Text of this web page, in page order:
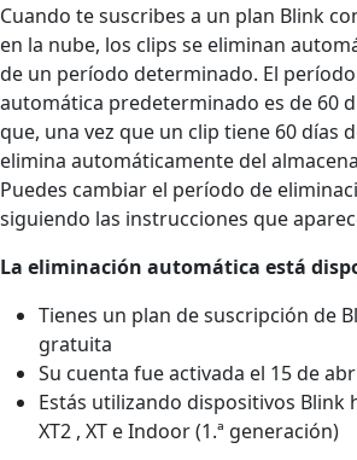
Cuando te suscribes a un plan Blink
en la nube, los clips se eliminan
de un período determinado. El
automática predeterminado es de 60
que, una vez que un clip tiene 60 días
elimina automáticamente del
Puedes cambiar el período de
siguiendo las instrucciones que
La eliminación automática está
Tienes un plan de suscripción de
gratuita
Su cuenta fue activada el 15 de
Estás utilizando dispositivos Blink
XT2 , XT e Indoor (1.ª generación)